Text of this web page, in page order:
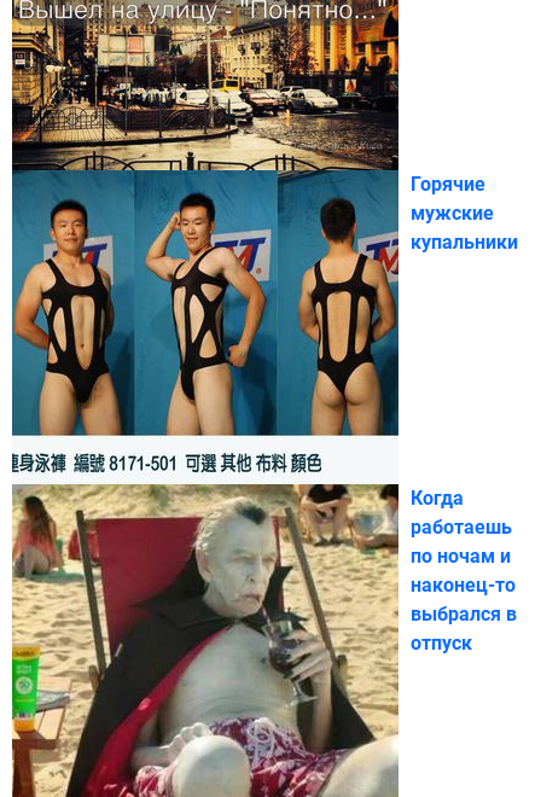
Горячие
мужские
купальники
Когда
работаешь
по ночам и
наконец-то
выбрался в
отпуск